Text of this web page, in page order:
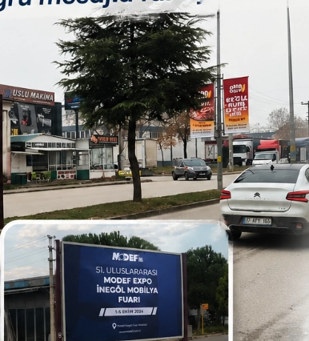
2011 de hayatını kaybetmiş, 28 Şubat tarihinde de
diyen zalimlere çok önemli bir mesaj vermektedir. 28
anılırken, 28 Şubatçı zihniyetin temsilcileri ise
Hülasa 28 Şubat zulmü 1000 yıl sürmemiştir ama,
Ülkesi
Asıl Sorun